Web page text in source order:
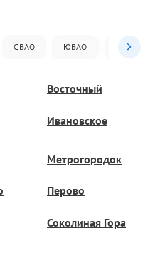
СВАО ЮВАО ЮАО
Восточный
Ивановское
Метрогородок
Перово
Соколиная Гора